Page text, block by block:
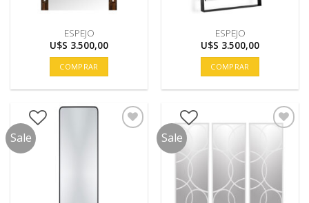
ESPEJO
U$S 3.500,00
COMPRAR
ESPEJO
U$S 3.500,00
COMPRAR
Sale Sale